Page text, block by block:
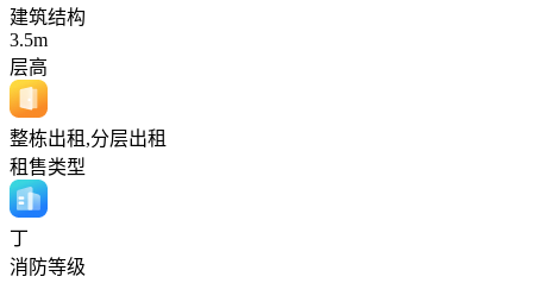
建筑结构
3.5m
层高
整栋出租,分层出租
租售类型
丁
消防等级